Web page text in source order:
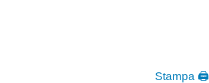
Stampa 🖨